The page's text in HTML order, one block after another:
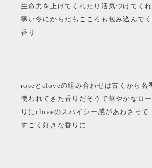
生命力を上げてくれたり活気づけてくれ
寒い冬にからだもこころも包み込んで
香り
roseとcloveの組み合わせは古くから名
使われてきた香りだそうで華やかなロ
りにcloveのスパイシー感があわさって
すごく好きな香りに....